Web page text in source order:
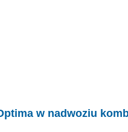
w nadwoziu